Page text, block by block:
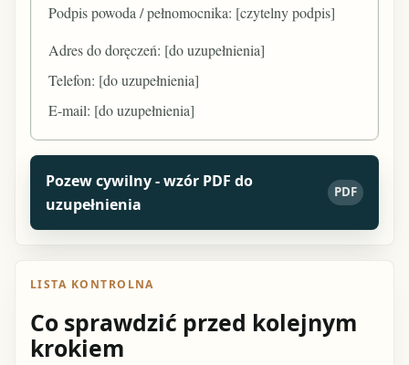
Podpis powoda / pełnomocnika: [czytelny podpis]
Adres do doręczeń: [do uzupełnienia]
Telefon: [do uzupełnienia]
E-mail: [do uzupełnienia]
Pozew cywilny - wzór PDF do
uzupełnienia
PDF
LISTA KONTROLNA
Co sprawdzić przed kolejnym
krokiem